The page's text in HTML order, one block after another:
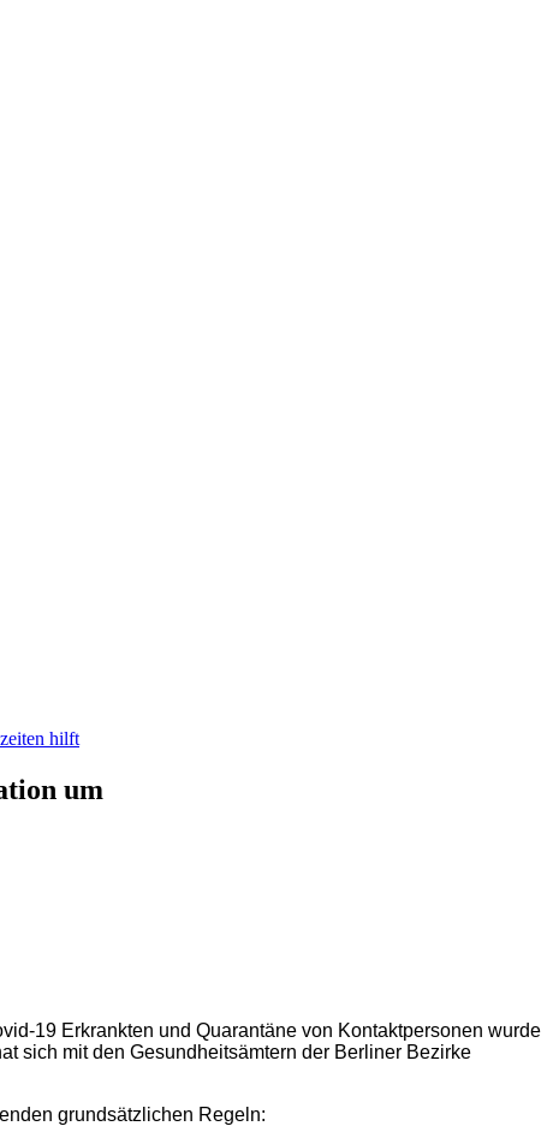
hilft
um
19 Erkrankten und Quarantäne von Kontaktpersonen wurde
sich mit den Gesundheitsämtern der Berliner Bezirke
grundsätzlichen Regeln: